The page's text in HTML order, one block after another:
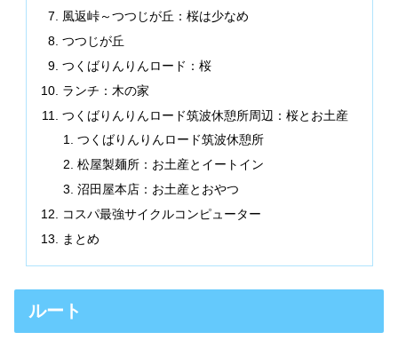
風返峠～つつじが丘：桜は少なめ
つつじが丘
つくばりんりんロード：桜
ランチ：木の家
つくばりんりんロード筑波休憩所周辺：桜とお土産
つくばりんりんロード筑波休憩所
松屋製麺所：お土産とイートイン
沼田屋本店：お土産とおやつ
コスパ最強サイクルコンピューター
まとめ
ルート